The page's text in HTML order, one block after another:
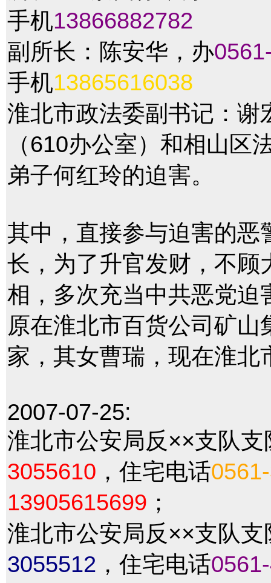
手机13866882782
副所长：陈安华，办
手机13865616038
淮北市政法委副书记：谢
（610办公室）和相山区
弟子何红玲的迫害。
其中，直接参与迫害的
长，为了升官发财，不
相，多次充当中共恶党
原在淮北市百货公司矿
家，其女曹瑞，现在淮
2007-07-25:
淮北市公安局反××支队
3055610 ，住宅电话
13905615699 ；
淮北市公安局反××支队
3055512 ，住宅电话